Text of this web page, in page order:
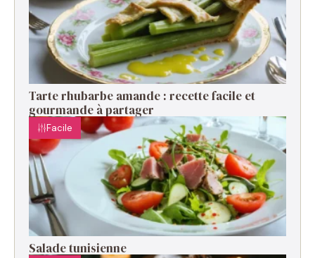
Tarte rhubarbe amande : recette facile et
gourmande à partager
Facile
Salade tunisienne